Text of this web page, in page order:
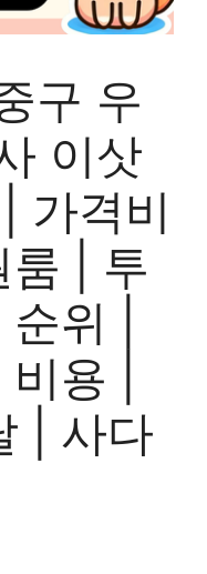
구 우
이삿
가격비
룸 | 투
위 |
용 |
| 사다